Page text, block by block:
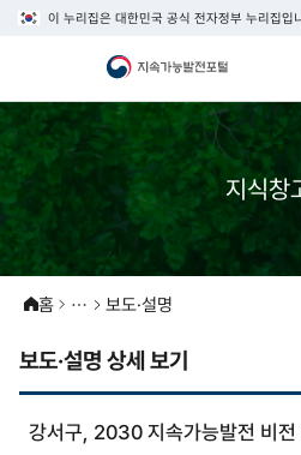
이 누리집은 대한민국 공식 전자정부 누리집입
지식창
홈 보도·설명
보도·설명 상세 보기
강서구, 2030 지속가능발전 비전